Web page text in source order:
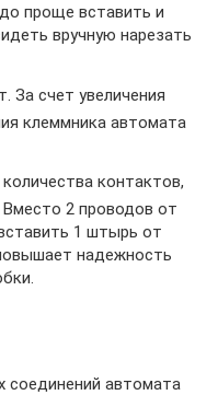
проще вставить и
вручную нарезать
За счет увеличения
клеммника автомата
контактов,
2 проводов от
1 штырь от
надежность
соединений автомата